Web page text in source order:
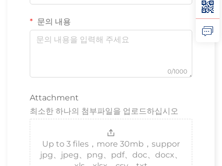
문의 내용
0/1000
Attachment
최소한 하나의 첨부파일을 업로드하십시오
Up to 3 files，more 30mb，suppor
jpg、jpeg、png、pdf、doc、docx、